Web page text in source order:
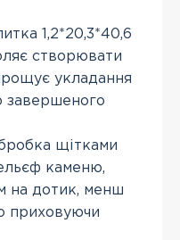
1,2*20,3*40,6
створювати
укладання
завершеного
щітками
каменю,
на дотик, менш
приховуючи